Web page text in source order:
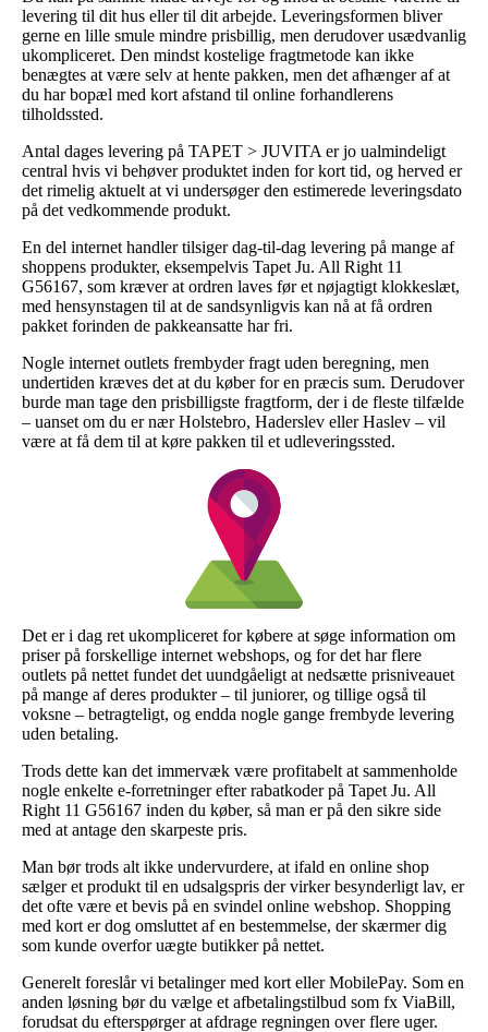
levering til dit hus eller til dit arbejde. Leveringsformen bliver
gerne en lille smule mindre prisbillig, men derudover usædvanlig
ukompliceret. Den mindst kostelige fragtmetode kan ikke
benægtes at være selv at hente pakken, men det afhænger af at
du har bopæl med kort afstand til online forhandlerens
tilholdssted.
Antal dages levering på TAPET > JUVITA er jo ualmindeligt
central hvis vi behøver produktet inden for kort tid, og herved er
det rimelig aktuelt at vi undersøger den estimerede leveringsdato
på det vedkommende produkt.
En del internet handler tilsiger dag-til-dag levering på mange af
shoppens produkter, eksempelvis Tapet Ju. All Right 11
G56167, som kræver at ordren laves før et nøjagtigt klokkeslæt,
med hensynstagen til at de sandsynligvis kan nå at få ordren
pakket forinden de pakkeansatte har fri.
Nogle internet outlets frembyder fragt uden beregning, men
undertiden kræves det at du køber for en præcis sum. Derudover
burde man tage den prisbilligste fragtform, der i de fleste tilfælde
– uanset om du er nær Holstebro, Haderslev eller Haslev – vil
være at få dem til at køre pakken til et udleveringssted.
Det er i dag ret ukompliceret for købere at søge information om
priser på forskellige internet webshops, og for det har flere
outlets på nettet fundet det uundgåeligt at nedsætte prisniveauet
på mange af deres produkter – til juniorer, og tillige også til
voksne – betragteligt, og endda nogle gange frembyde levering
uden betaling.
Trods dette kan det immervæk være profitabelt at sammenholde
nogle enkelte e-forretninger efter rabatkoder på Tapet Ju. All
Right 11 G56167 inden du køber, så man er på den sikre side
med at antage den skarpeste pris.
Man bør trods alt ikke undervurdere, at ifald en online shop
sælger et produkt til en udsalgspris der virker besynderligt lav, er
det ofte være et bevis på en svindel online webshop. Shopping
med kort er dog omsluttet af en bestemmelse, der skærmer dig
som kunde overfor uægte butikker på nettet.
Generelt foreslår vi betalinger med kort eller MobilePay. Som en
anden løsning bør du vælge et afbetalingstilbud som fx ViaBill,
forudsat du efterspørger at afdrage regningen over flere uger.